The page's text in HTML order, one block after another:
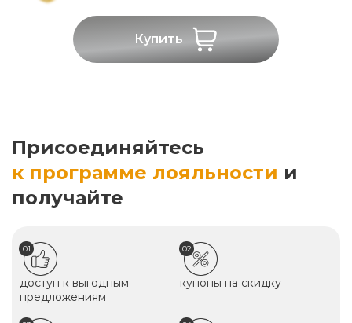
Купить
Присоединяйтесь
к программе лояльности и
получайте
01
доступ к выгодным
предложениям
02
купоны на скидку